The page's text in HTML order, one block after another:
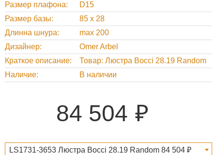
Размер плафона
D15
Размер базы
85 х 28
Длинна шнура
max 200
Дизайнер
Omer Arbel
Краткое описание
Товар: Люстра Bocci 28.19 Random
Наличие
В наличии
84 504
LS1731-3653 Люстра Bocci 28.19 Random 84 504 ₽